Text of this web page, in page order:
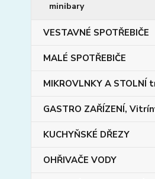
minibary
VESTAVNÉ SPOTŘEBIČE
MALÉ SPOTŘEBIČE
MIKROVLNKY A STOLNÍ
GASTRO ZAŘÍZENÍ,
KUCHYŇSKÉ DŘEZY
OHŘIVAČE VODY